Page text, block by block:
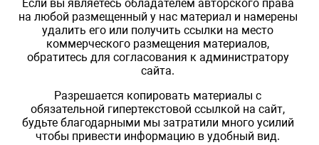
Если вы являетесь обладателем авторского права
на любой размещенный у нас материал и намерены
удалить его или получить ссылки на место
коммерческого размещения материалов,
обратитесь для согласования к администратору
сайта.
Разрешается копировать материалы с
обязательной гипертекстовой ссылкой на сайт,
будьте благодарными мы затратили много усилий
чтобы привести информацию в удобный вид.